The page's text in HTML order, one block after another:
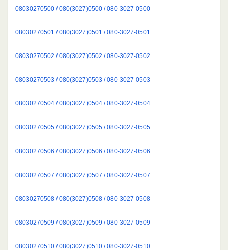
08030270500 / 080(3027)0500 / 080-3027-0500
08030270501 / 080(3027)0501 / 080-3027-0501
08030270502 / 080(3027)0502 / 080-3027-0502
08030270503 / 080(3027)0503 / 080-3027-0503
08030270504 / 080(3027)0504 / 080-3027-0504
08030270505 / 080(3027)0505 / 080-3027-0505
08030270506 / 080(3027)0506 / 080-3027-0506
08030270507 / 080(3027)0507 / 080-3027-0507
08030270508 / 080(3027)0508 / 080-3027-0508
08030270509 / 080(3027)0509 / 080-3027-0509
08030270510 / 080(3027)0510 / 080-3027-0510